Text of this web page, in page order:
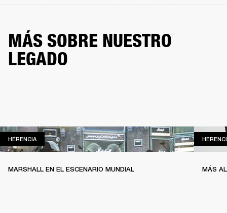
MÁS SOBRE NUESTRO
LEGADO
HERENCIAHERENCIA
MARSHALL EN EL ESCENARIO MUNDIAL MÁS